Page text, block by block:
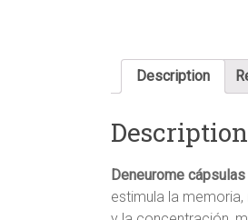
Description
Description
Deneurome cápsulas
estimula la